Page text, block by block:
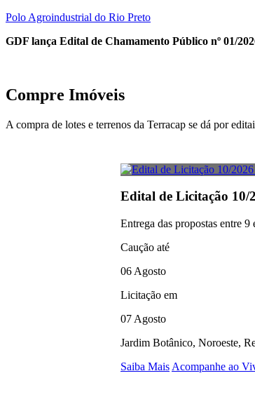
Polo Agroindustrial do Rio Preto
GDF lança Edital de Chamamento Público nº 01/
Compre Imóveis
A compra de lotes e terrenos da Terracap se dá por
Edital de Licitação 10/
Entrega das propostas entre 9
Caução até
06 Agosto
Licitação em
07 Agosto
Jardim Botânico, Noroeste,
Saiba Mais Acompanhe ao